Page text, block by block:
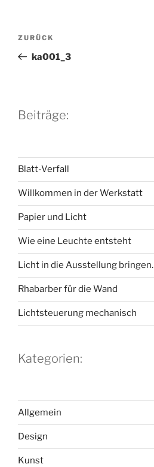
Beitragsnavigation
Vorheriger
Beitrag
ZURÜCK
ka001_3
Beiträge:
Blatt-Verfall
Willkommen in der Werkstatt
Papier und Licht
Wie eine Leuchte entsteht
Licht in die Ausstellung bringen.
Rhabarber für die Wand
Lichtsteuerung mechanisch
Kategorien:
Allgemein
Design
Kunst